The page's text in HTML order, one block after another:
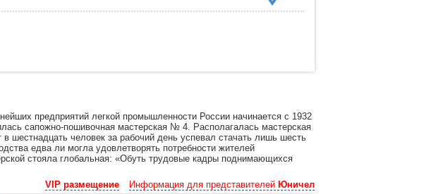
предприятий легкой промышленности России начинается с 1932
сапожно-пошивочная мастерская № 4. Располагалась мастерская
шестнадцать человек за рабочий день успевал стачать лишь шесть
едва ли могла удовлетворять потребности жителей
стояла глобальная: «Обуть трудовые кадры поднимающихся
VIP размещение
Информация для представителей Юничел